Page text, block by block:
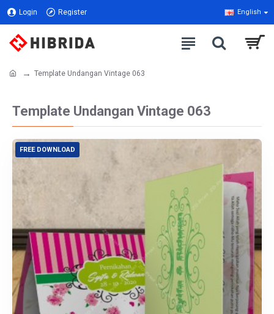
Login Register English
Template Undangan Vintage 063
Template Undangan Vintage 063
FREE DOWNLOAD